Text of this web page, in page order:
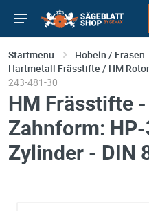
Startmenü
Hobeln / Fräsen
Hartmetall Frässtifte / HM
243-481-30
HM Frässtifte
Zahnform:
Zylinder - DIN